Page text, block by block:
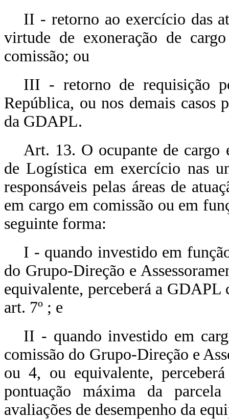
II - retorno ao exercício das
virtude de exoneração de
comissão; ou
III - retorno de requisição
República, ou nos demais casos
da GDAPL.
Art. 13. O ocupante de cargo
de Logística em exercício nas
responsáveis pelas áreas de
em cargo em comissão ou em
seguinte forma:
I - quando investido em
do Grupo-Direção e
equivalente, perceberá a GDAPL
art. 7º ; e
II - quando investido em
comissão do Grupo-Direção e
ou 4, ou equivalente,
pontuação máxima da
avaliações de desempenho da